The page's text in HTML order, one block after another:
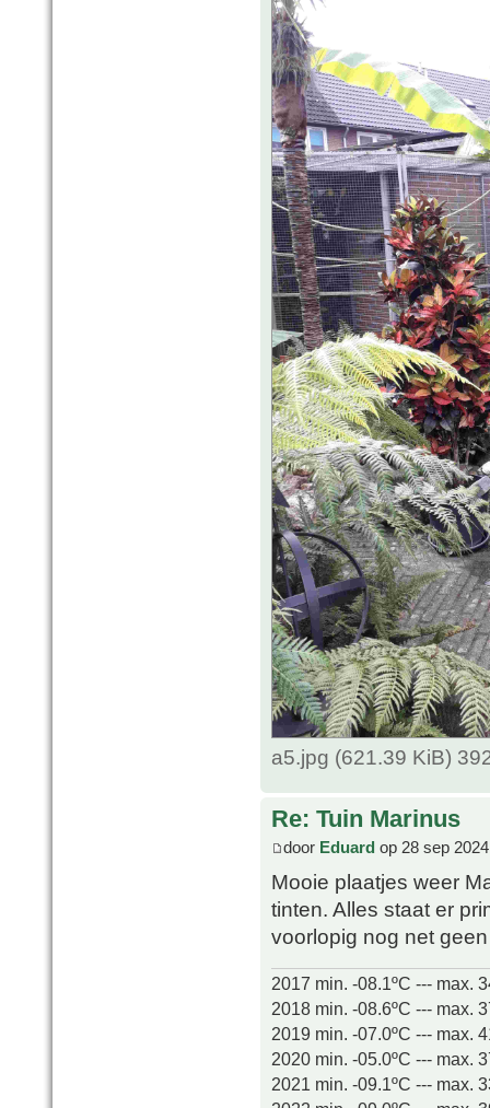
a5.jpg (621.39 KiB)
Re: Tuin Marinus
door Eduard op 28 sep
Mooie plaatjes weer
tinten. Alles staat er
voorlopig nog net
2017 min. -08.1ºC --- max.
2018 min. -08.6ºC --- max.
2019 min. -07.0ºC --- max.
2020 min. -05.0ºC --- max.
2021 min. -09.1ºC --- max.